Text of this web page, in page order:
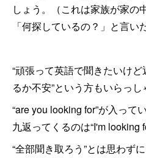
しょう。（これは家族が家の
「何探しているの？」と言い
“頑張って英語で聞きたいけ
るか不安”という方もいらっし
“are you looking for”が入って
九返ってくるのは“I'm looking
“全部聞き取ろう”とは思わず